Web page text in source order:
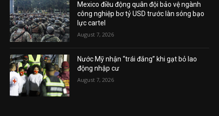
Mexico điều động quân đội bảo vệ ngành
công nghiệp bơ tỷ USD trước làn sóng bạo
lực cartel
August 7, 2026
Nước Mỹ nhận “trái đắng” khi gạt bỏ lao
động nhập cư
August 7, 2026